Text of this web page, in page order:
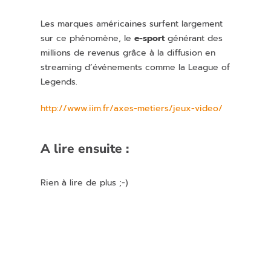
Les marques américaines surfent largement
sur ce phénomène, lee-sportgénérant des
millions de revenus grâce à la diffusion en
streaming d’événements comme la League of
Legends.
http://www.iim.fr/axes-metiers/jeux-video/
A lire ensuite :
Rien à lire de plus ;-)